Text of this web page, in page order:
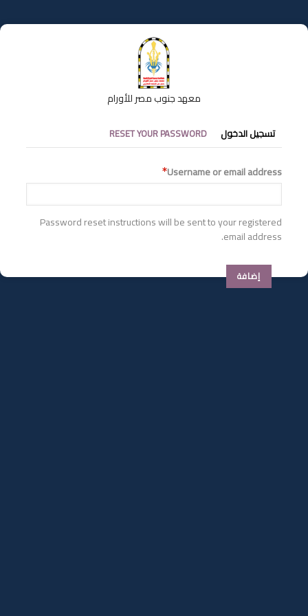
إلى
المحتوى
معهد جنوب مصر للأورام
التبويبات
الأساسية
تسجيل الدخول RESET YOUR PASSWORD
Username or email address
Password reset instructions will be sent to your registered
email address.